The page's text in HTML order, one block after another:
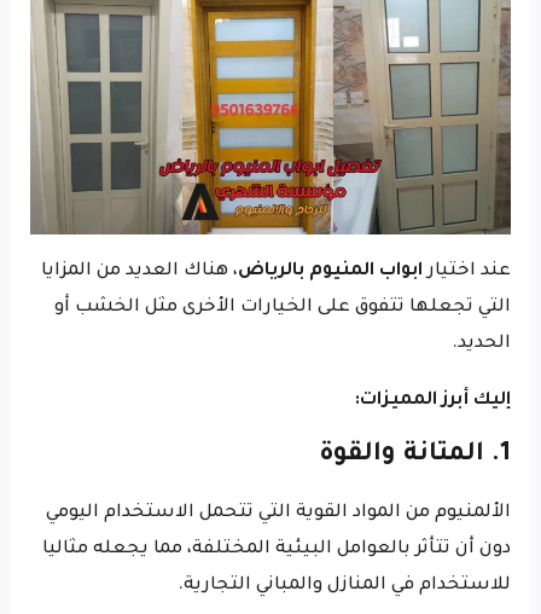
عند اختيارابواب المنيوم بالرياض، هناك العديد من المزايا
التي تجعلها تتفوق على الخيارات الأخرى مثل الخشب أو
الحديد.
إليك أبرز المميزات:
1. المتانة والقوة
الألمنيوم من المواد القوية التي تتحمل الاستخدام اليومي
دون أن تتأثر بالعوامل البيئية المختلفة، مما يجعله مثاليا
للاستخدام في المنازل والمباني التجارية.